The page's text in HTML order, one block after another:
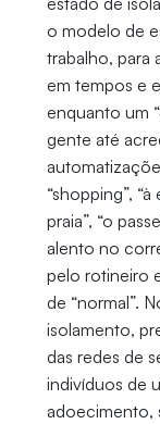
o modelo de
trabalho, para
em tempos e
enquanto um
gente até
“shopping”, “à
praia”, “o
alento no
pelo rotineiro
de “normal”.
isolamento,
das redes de
indivíduos de
adoecimento,